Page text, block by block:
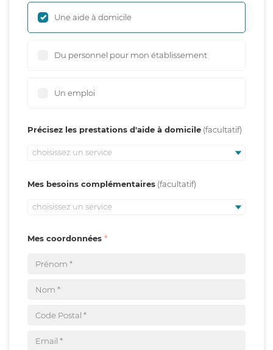
Une aide à domicile
Du personnel pour mon établissement
Un emploi
Précisez les prestations d'aide à domicile
choisissez un service
Mes besoins complémentaires
choisissez un service
Mes coordonnées